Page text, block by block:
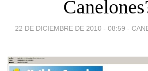
22 DE DICIEMBRE DE 2010 - 08:59 -